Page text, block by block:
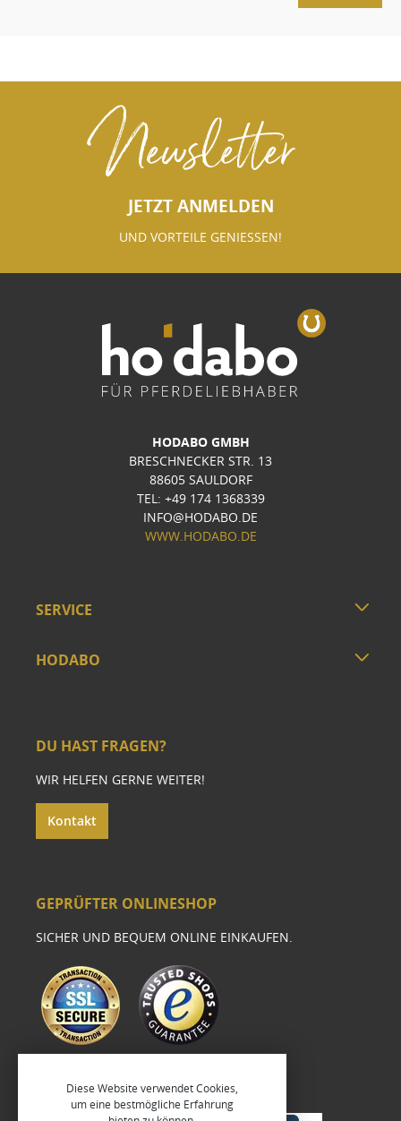
Newsletter
JETZT ANMELDEN
UND VORTEILE GENIESSEN!
HODABO GMBH
BRESCHNECKER STR. 13
88605 SAULDORF
TEL: +49 174 1368339
INFO@HODABO.DE
WWW.HODABO.DE
SERVICE
HODABO
DU HAST FRAGEN?
WIR HELFEN GERNE WEITER!
Kontakt
GEPRÜFTER ONLINESHOP
SICHER UND BEQUEM ONLINE EINKAUFEN.
Diese Website verwendet Cookies,
um eine bestmögliche Erfahrung